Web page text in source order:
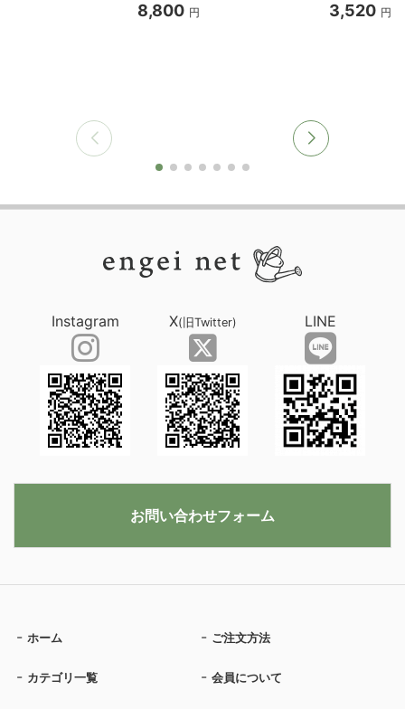
8,800 円 3,520 円
ホーム ご注文方法
カテゴリ一覧 会員について
Instagram X(旧Twitter) LINE
お問い合わせフォーム